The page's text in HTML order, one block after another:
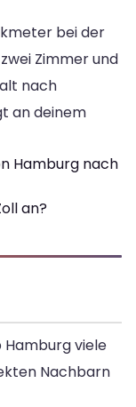
bei der
Zimmer und
nach
an deinem
Hamburg nach
an?
Hamburg viele
Nachbarn